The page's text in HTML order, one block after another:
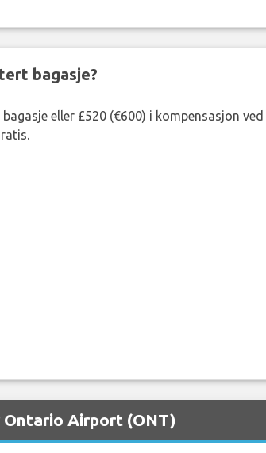
bagasje?
eller £520 (€600) i kompensasjon
Airport (ONT)